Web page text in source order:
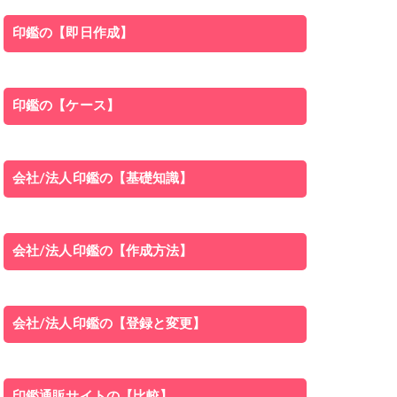
印鑑の【即日作成】
印鑑の【ケース】
会社/法人印鑑の【基礎知識】
会社/法人印鑑の【作成方法】
会社/法人印鑑の【登録と変更】